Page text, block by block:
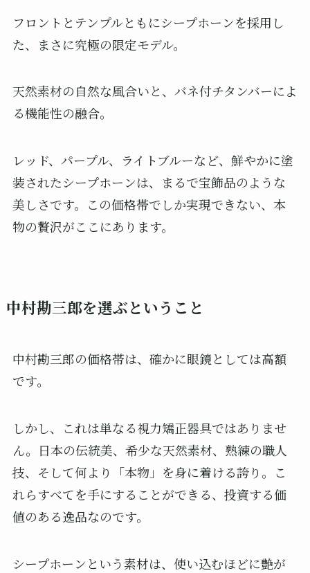
フロントとテンプルともにシープホーンを採用し
た、まさに究極の限定モデル。
天然素材の自然な風合いと、バネ付チタンバーによ
る機能性の融合。
レッド、パープル、ライトブルーなど、鮮やかに塗
装されたシープホーンは、まるで宝飾品のような
美しさです。この価格帯でしか実現できない、本
物の贅沢がここにあります。
中村勘三郎を選ぶということ
中村勘三郎の価格帯は、確かに眼鏡としては高額
です。
しかし、これは単なる視力矯正器具ではありませ
ん。日本の伝統美、希少な天然素材、熟練の職人
技、そして何より「本物」を身に着ける誇り。こ
れらすべてを手にすることができる、投資する価
値のある逸品なのです。
シープホーンという素材は、使い込むほどに艶が